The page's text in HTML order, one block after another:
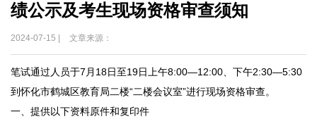
绩公示及考生现场资格审查须知
2024-07-15 | 文章来源：
笔试通过人员于7月18日至19日上午8:00—12:00、下午2:30—5:30
到怀化市鹤城区教育局二楼“二楼会议室”进行现场资格审查。
一、提供以下资料原件和复印件